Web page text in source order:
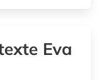
(1)
Eva